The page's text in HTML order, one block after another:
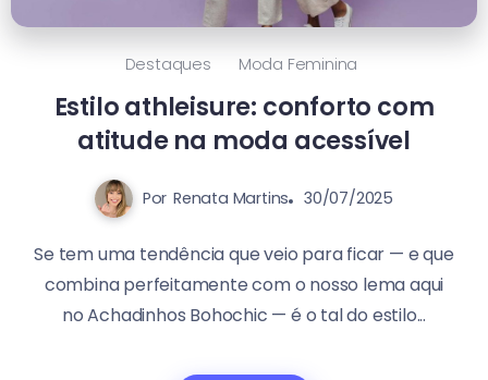
Destaques Moda Feminina
Estilo athleisure: conforto com
atitude na moda acessível
Por Renata Martins 30/07/2025
Se tem uma tendência que veio para ficar — e que
combina perfeitamente com o nosso lema aqui
no Achadinhos Bohochic — é o tal do estilo...